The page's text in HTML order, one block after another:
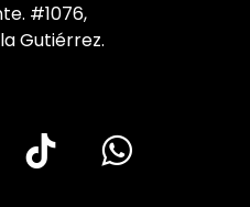
#1076,
Gutiérrez.